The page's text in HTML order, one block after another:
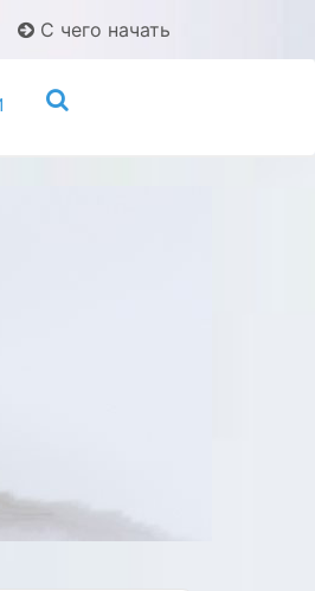
С чего начать